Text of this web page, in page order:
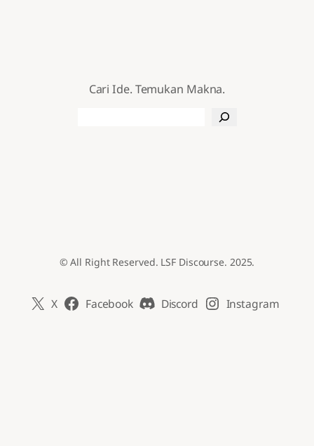
Cari Ide. Temukan Makna.
© All Right Reserved. LSF Discourse. 2025.
X Facebook Discord Instagram